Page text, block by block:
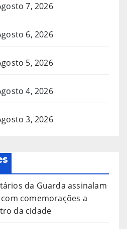
7, 2026
6, 2026
5, 2026
4, 2026
3, 2026
da Guarda assinalam
comemorações a
da cidade